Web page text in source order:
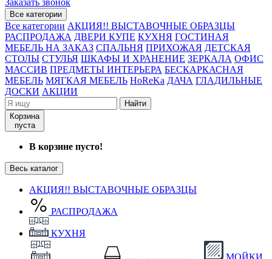
Заказать звонок
Все категории
Все категории АКЦИЯ!! ВЫСТАВОЧНЫЕ ОБРАЗЦЫ
РАСПРОДАЖА ДВЕРИ КУПЕ КУХНЯ ГОСТИНАЯ
МЕБЕЛЬ НА ЗАКАЗ СПАЛЬНЯ ПРИХОЖАЯ ДЕТСКАЯ
СТОЛЫ СТУЛЬЯ ШКАФЫ И ХРАНЕНИЕ ЗЕРКАЛА ОФИС
МАССИВ ПРЕДМЕТЫ ИНТЕРЬЕРА БЕСКАРКАСНАЯ
МЕБЕЛЬ МЯГКАЯ МЕБЕЛЬ HoReKa ДАЧА ГЛАДИЛЬНЫЕ
ДОСКИ АКЦИИ
Найти
Корзина
пуста
В корзине пусто!
Весь каталог
АКЦИЯ!! ВЫСТАВОЧНЫЕ ОБРАЗЦЫ
РАСПРОДАЖА
КУХНЯ